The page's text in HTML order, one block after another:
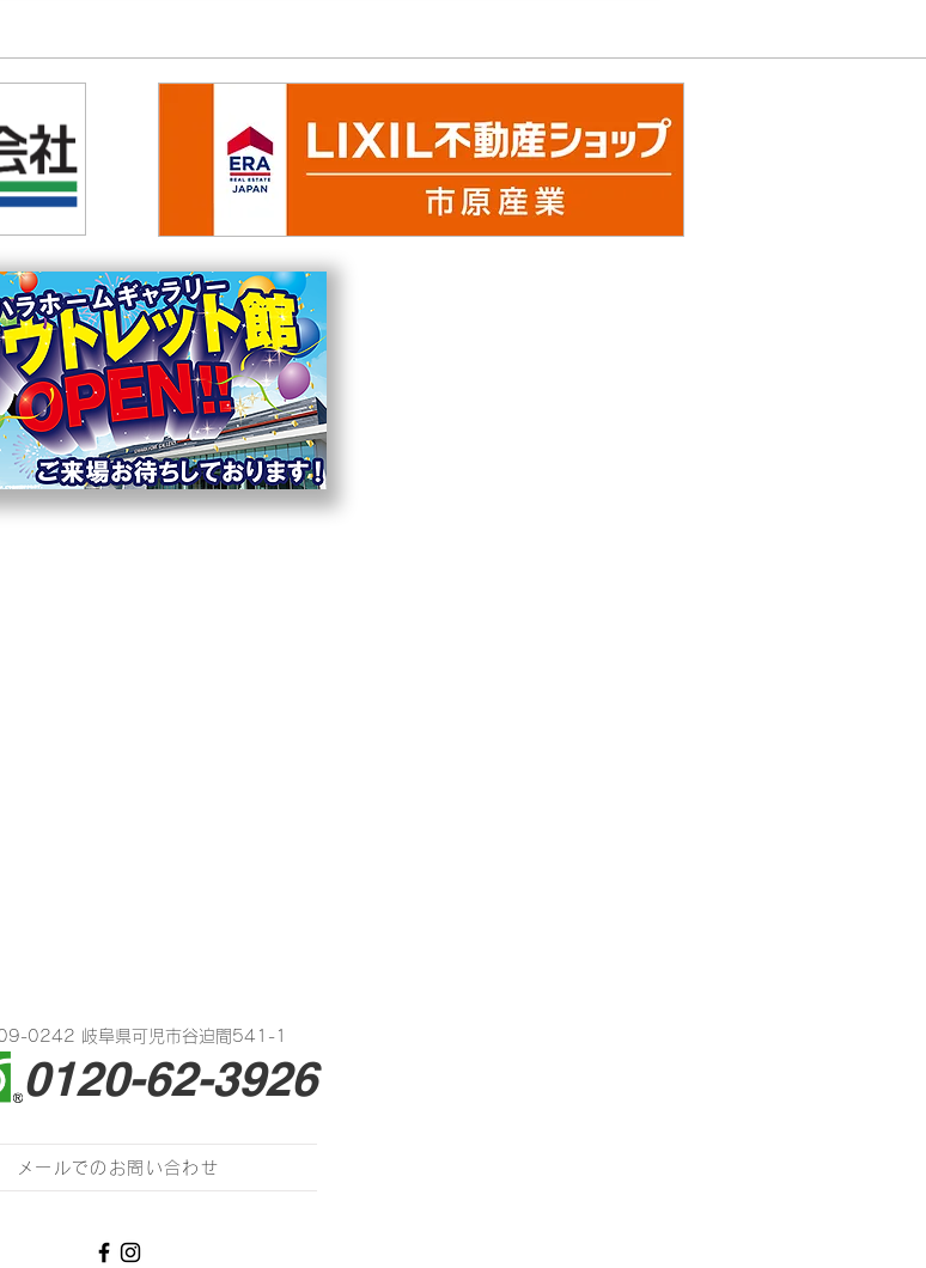
ラッソ』グレードアップキャ
ンペーン
0242 岐阜県可児市谷迫間541-1
0120-62-3926
メールでのお問い合わせ